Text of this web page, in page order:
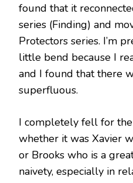
found that it
series (Finding) and
Protectors series. I’m
little bend because I
and I found that there
superfluous.
I completely fell for the
whether it was Xavier
or Brooks who is a
naivety, especially in